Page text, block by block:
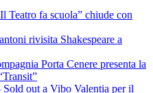
Teatro fa scuola” chiude con
rivisita Shakespeare a
Porta Cenere presenta la
out a Vibo Valentia per il